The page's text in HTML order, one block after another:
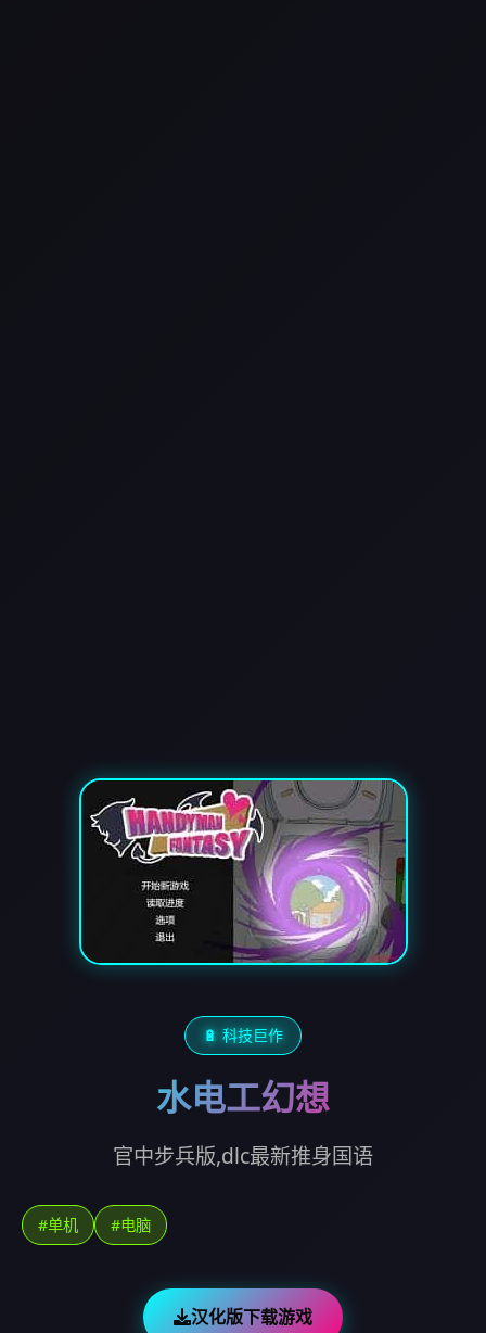
🔋 科技巨作
水电工幻想
官中步兵版,dlc最新推身国语
#单机 #电脑
汉化版下载游戏